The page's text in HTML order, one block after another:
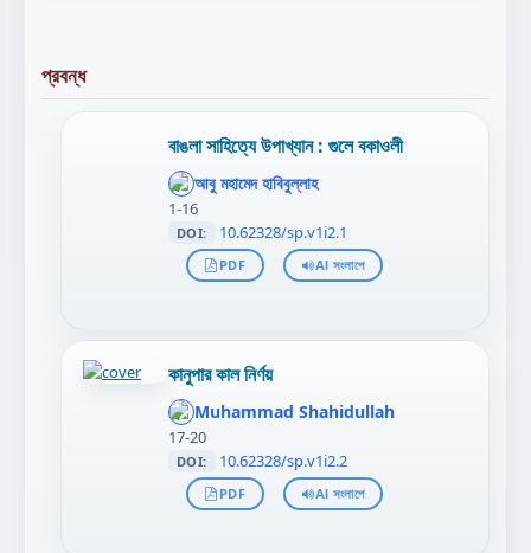
প্রবন্ধ
বাঙলা সাহিত্যে উপাখ্যান : গুলে বকাওলী
';
};"
>
আবু মহামেদ হাবিবুল্লাহ
1-16
DOI: 10.62328/sp.v1i2.1
PDF AI সংলাপে
কানুপার কাল নির্ণয়
';
};"
>
Muhammad Shahidullah
17-20
DOI: 10.62328/sp.v1i2.2
PDF AI সংলাপে